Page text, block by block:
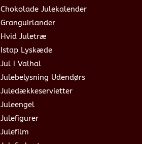
Chokolade Julekalender
Granguirlander
Hvid Juletræ
Istap Lyskæde
Jul i Valhal
Julebelysning Udendørs
Juledækkeservietter
Juleengel
Julefigurer
Julefilm